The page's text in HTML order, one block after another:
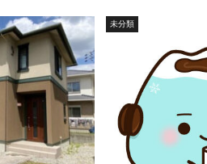
未分類